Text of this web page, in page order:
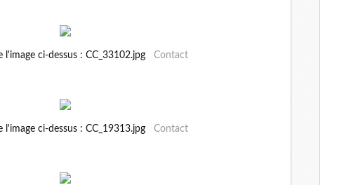
l'image ci-dessus : CC_33102.jpg Contact
l'image ci-dessus : CC_19313.jpg Contact